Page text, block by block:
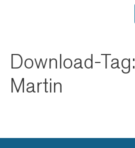
Download-Tag:
Martin